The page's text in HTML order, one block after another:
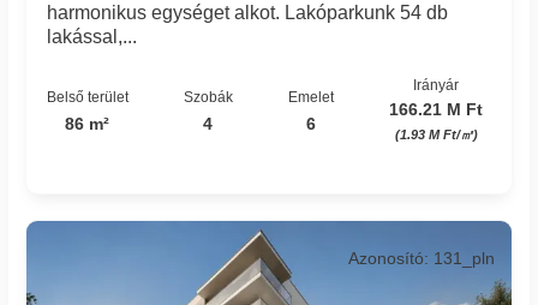
harmonikus egységet alkot. Lakóparkunk 54 db
lakással,...
Belső terület
86 m²
Szobák
4
Emelet
6
Irányár
166.21 M Ft
(1.93 M Ft/㎡)
Azonosító: 131_pln